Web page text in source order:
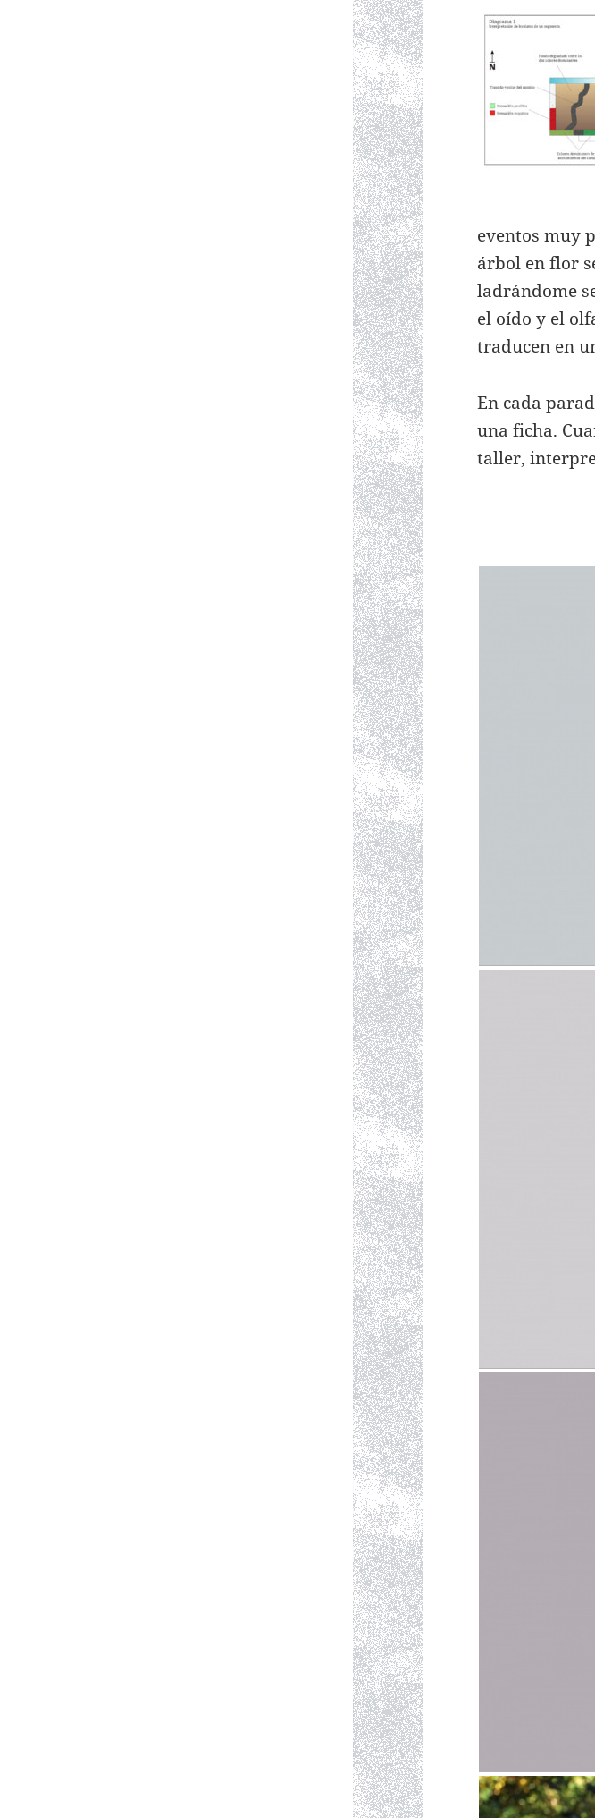
eventos muy
árbol en flor
ladrándome
el oído y el
traducen en
En cada
una ficha.
taller,